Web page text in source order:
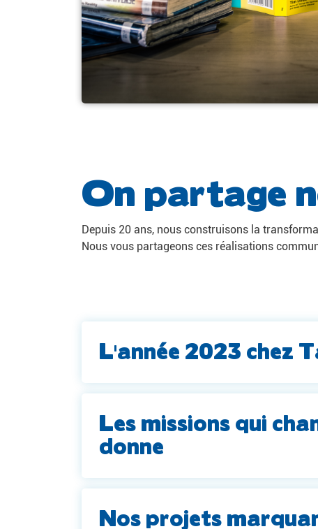
On partage
Depuis 20 ans, nous construisons la
Nous vous partageons ces réalisations
L'année 2023 chez
Les missions qui
donne
Nos projets